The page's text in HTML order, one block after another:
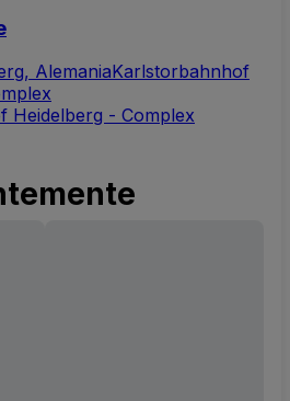
AlemaniaKarlstorbahnhof
Heidelberg - Complex